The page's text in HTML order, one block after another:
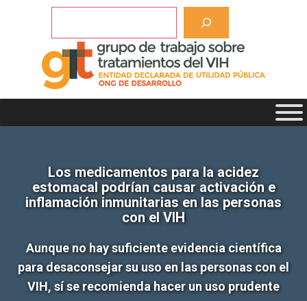
Los medicamentos para la acidez
estomacal podrían causar activación e
inflamación inmunitarias en las personas
con el VIH
Aunque no hay suficiente evidencia científica
para desaconsejar su uso en las personas con el
VIH, sí se recomienda hacer un uso prudente